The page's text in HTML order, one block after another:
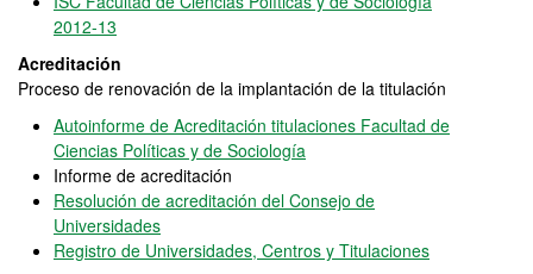
2012-13
Acreditación
Proceso de renovación de la implantación de la titulación
Autoinforme de Acreditación titulaciones Facultad de
Ciencias Políticas y de Sociología
Informe de acreditación
Resolución de acreditación del Consejo de
Universidades
Registro de Universidades, Centros y Titulaciones